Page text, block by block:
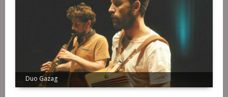
Duo Gazag